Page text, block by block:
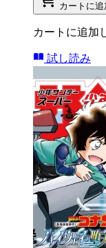
カートに追
カートに追加
試し読み